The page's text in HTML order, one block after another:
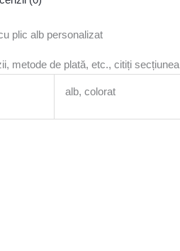
plic alb personalizat
metode de plată, etc., citiți secțiunea
alb, colorat